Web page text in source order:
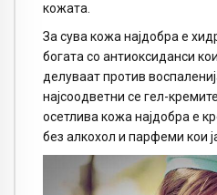
кожата.
За сува кожа најдобра е
богата со антиоксиданси
делуваат против
најсоодветни се гел-
осетлива кожа најдобра е
без алкохол и парфеми кои